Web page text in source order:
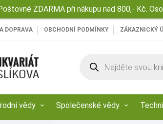
DOPRAVA OBCHODNÍ PODMÍNKY ZÁKAZNICKÝ
search
vědy Společenské vědy
ZDARMA při nákupu nad 800,- Kč.